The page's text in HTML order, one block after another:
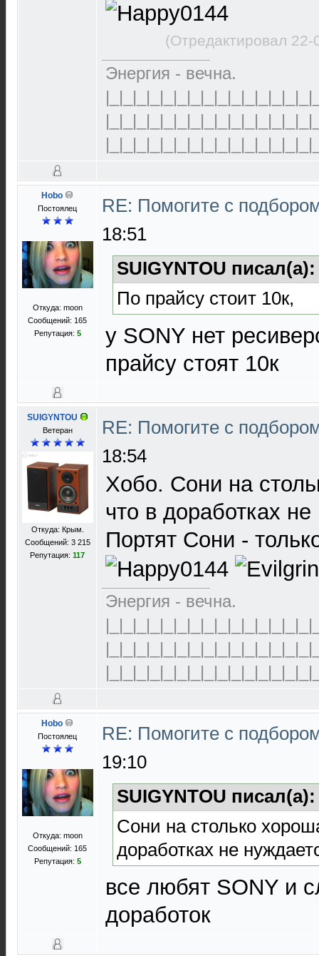
(Отредактировал
Энергия - вечна.
Hobo
Постоялец
Откуда: moon
Сообщений: 165
Репутация: 5
RE: Помогите с
18:51
SUIGYNTOU
По прайсу стоит 10к,
у SONY нет
прайсу стоят 10к
SUIGYNTOU
Ветеран
Откуда: Крым.
Сообщений: 3 215
Репутация: 117
RE: Помогите с
18:54
Хобо. Сони на
что в доработках
Портят Сони -
Энергия - вечна.
Hobo
Постоялец
Откуда: moon
Сообщений: 165
Репутация: 5
RE: Помогите с
19:10
SUIGYNTOU
Сони на столько
доработках не
все любят SONY и
доработок